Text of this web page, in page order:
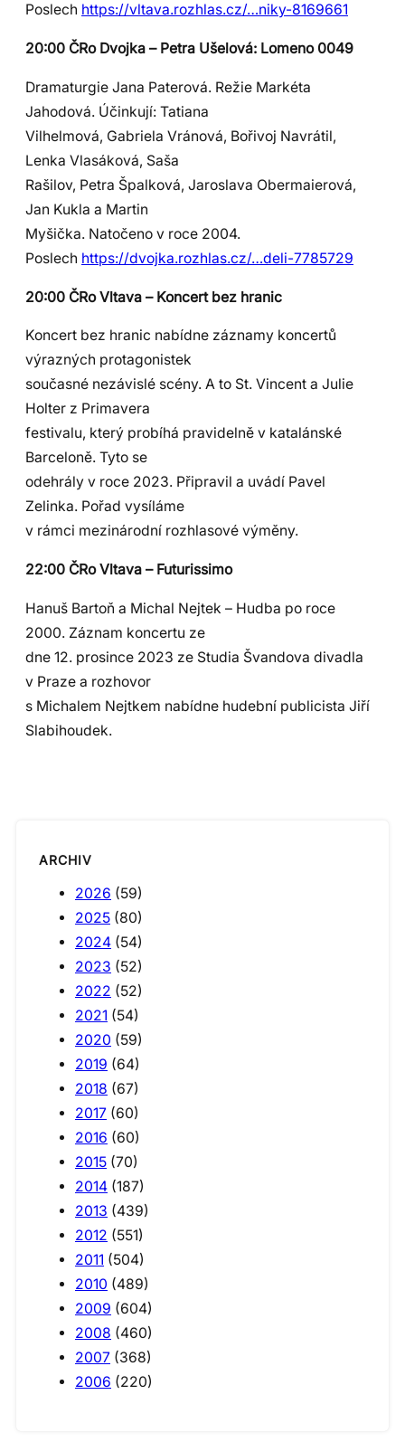
Poslech https://vltava.rozhlas.cz/…niky-8169661
20:00 ČRo Dvojka – Petra Ušelová: Lomeno 0049
Dramaturgie Jana Paterová. Režie Markéta
Jahodová. Účinkují: Tatiana
Vilhelmová, Gabriela Vránová, Bořivoj Navrátil,
Lenka Vlasáková, Saša
Rašilov, Petra Špalková, Jaroslava Obermaierová,
Jan Kukla a Martin
Myšička. Natočeno v roce 2004.
Poslech https://dvojka.rozhlas.cz/…deli-7785729
20:00 ČRo Vltava – Koncert bez hranic
Koncert bez hranic nabídne záznamy koncertů
výrazných protagonistek
současné nezávislé scény. A to St. Vincent a Julie
Holter z Primavera
festivalu, který probíhá pravidelně v katalánské
Barceloně. Tyto se
odehrály v roce 2023. Připravil a uvádí Pavel
Zelinka. Pořad vysíláme
v rámci mezinárodní rozhlasové výměny.
22:00 ČRo Vltava – Futurissimo
Hanuš Bartoň a Michal Nejtek – Hudba po roce
2000. Záznam koncertu ze
dne 12. prosince 2023 ze Studia Švandova divadla
v Praze a rozhovor
s Michalem Nejtkem nabídne hudební publicista Jiří
Slabihoudek.
ARCHIV
2026 (59)
2025 (80)
2024 (54)
2023 (52)
2022 (52)
2021 (54)
2020 (59)
2019 (64)
2018 (67)
2017 (60)
2016 (60)
2015 (70)
2014 (187)
2013 (439)
2012 (551)
2011 (504)
2010 (489)
2009 (604)
2008 (460)
2007 (368)
2006 (220)